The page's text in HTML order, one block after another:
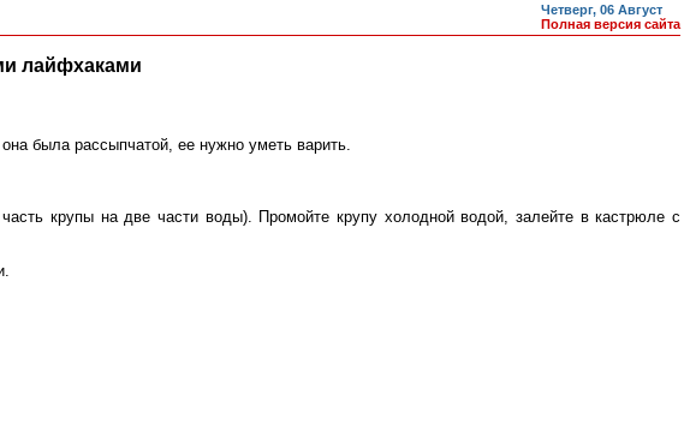
Четверг, 06 Август
Полная версия сайта
лайфхаками
была рассыпчатой, ее нужно уметь варить.
крупы на две части воды). Промойте крупу холодной водой, залейте в кастрюле с